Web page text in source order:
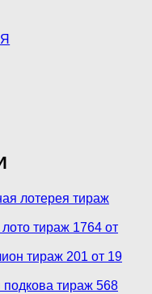
лотерея тираж
тираж 1764 от
тираж 201 от 19
подкова тираж 568